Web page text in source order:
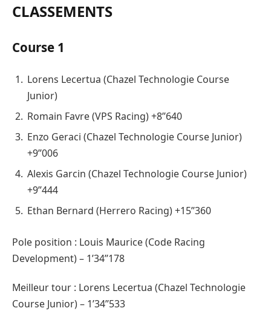
CLASSEMENTS
Course 1
Lorens Lecertua (Chazel Technologie Course
Junior)
Romain Favre (VPS Racing) +8’’640
Enzo Geraci (Chazel Technologie Course Junior)
+9’’006
Alexis Garcin (Chazel Technologie Course Junior)
+9’’444
Ethan Bernard (Herrero Racing) +15’’360
Pole position : Louis Maurice (Code Racing
Development) – 1’34’’178
Meilleur tour : Lorens Lecertua (Chazel Technologie
Course Junior) – 1’34’’533